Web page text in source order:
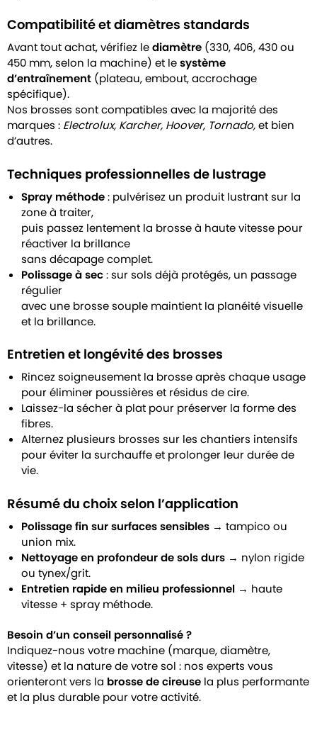
Compatibilité et diamètres standards
Avant tout achat, vérifiez lediamètre (330, 406, 430 ou
450 mm, selon la machine) et lesystème
d’entraînement (plateau, embout, accrochage
spécifique).
Nos brosses sont compatibles avec la majorité des
marques : Electrolux, Karcher, Hoover, Tornado,et bien
d’autres.
Techniques professionnelles de lustrage
Spray méthode: pulvérisez un produit lustrant sur la
zone à traiter,
puis passez lentement la brosse à haute vitesse pour
réactiver la brillance
sans décapage complet.
Polissage à sec: sur sols déjà protégés, un passage
régulier
avec une brosse souple maintient la planéité visuelle
et la brillance.
Entretien et longévité des brosses
Rincez soigneusement la brosse après chaque usage
pour éliminer poussières et résidus de cire.
Laissez-la sécher à plat pour préserver la forme des
fibres.
Alternez plusieurs brosses sur les chantiers intensifs
pour éviter la surchauffe et prolonger leur durée de
vie.
Résumé du choix selon l’application
Polissage fin sur surfaces sensibles → tampico ou
union mix.
Nettoyage en profondeur de sols durs → nylon rigide
ou tynex/grit.
Entretien rapide en milieu professionnel → haute
vitesse + spray méthode.
Besoin d’un conseil personnalisé ?
Indiquez-nous votre machine (marque, diamètre,
vitesse) et la nature de votre sol : nos experts vous
orienteront vers la brosse de cireuse la plus performante
et la plus durable pour votre activité.